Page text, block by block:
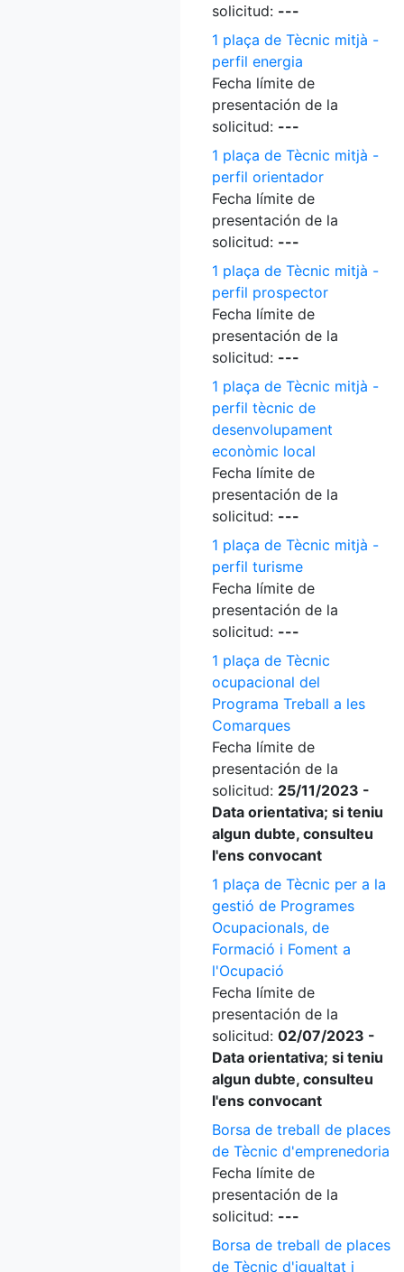
solicitud: ---
1 plaça de Tècnic mitjà -
perfil energia
Fecha límite de
presentación de la
solicitud: ---
1 plaça de Tècnic mitjà -
perfil orientador
Fecha límite de
presentación de la
solicitud: ---
1 plaça de Tècnic mitjà -
perfil prospector
Fecha límite de
presentación de la
solicitud: ---
1 plaça de Tècnic mitjà -
perfil tècnic de
desenvolupament
econòmic local
Fecha límite de
presentación de la
solicitud: ---
1 plaça de Tècnic mitjà -
perfil turisme
Fecha límite de
presentación de la
solicitud: ---
1 plaça de Tècnic
ocupacional del
Programa Treball a les
Comarques
Fecha límite de
presentación de la
solicitud: 25/11/2023 -
Data orientativa; si teniu
algun dubte, consulteu
l'ens convocant
1 plaça de Tècnic per a la
gestió de Programes
Ocupacionals, de
Formació i Foment a
l'Ocupació
Fecha límite de
presentación de la
solicitud: 02/07/2023 -
Data orientativa; si teniu
algun dubte, consulteu
l'ens convocant
Borsa de treball de places
de Tècnic d'emprenedoria
Fecha límite de
presentación de la
solicitud: ---
Borsa de treball de places
de Tècnic d'igualtat i